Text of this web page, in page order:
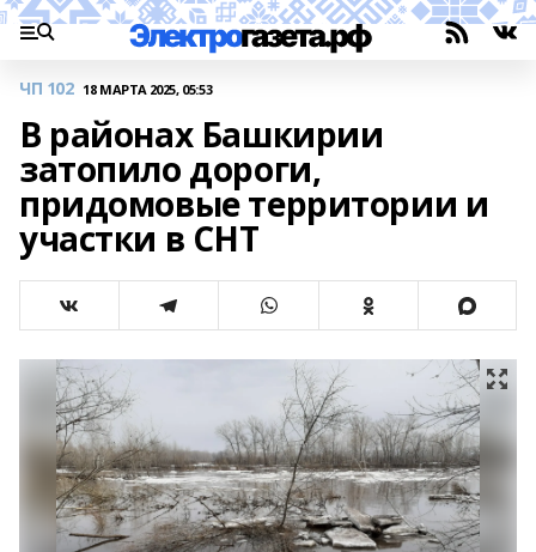
ЧП 102 18 МАРТА 2025, 05:53
В районах Башкирии
затопило дороги,
придомовые территории и
участки в СНТ